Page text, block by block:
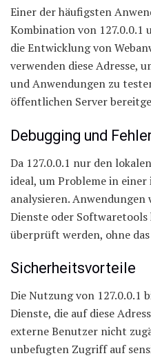
Einer der häufigsten
Kombination von 127.0.0.1
die Entwicklung von
verwenden diese Adresse,
und Anwendungen zu
öffentlichen Server
Debugging und
Da 127.0.0.1 nur den
ideal, um Probleme in
analysieren. Anwendungen
Dienste oder
überprüft werden, ohne
Sicherheitsvorteile
Die Nutzung von 127.0.0.1
Dienste, die auf diese
externe Benutzer nicht
unbefugten Zugriff auf